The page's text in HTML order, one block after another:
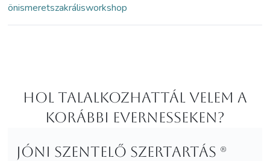
önismeretszakrálisworkshop
Hol Talalkozhattál velem a
korábbi Evernesseken?
Jóni szentelő szertartás (R)